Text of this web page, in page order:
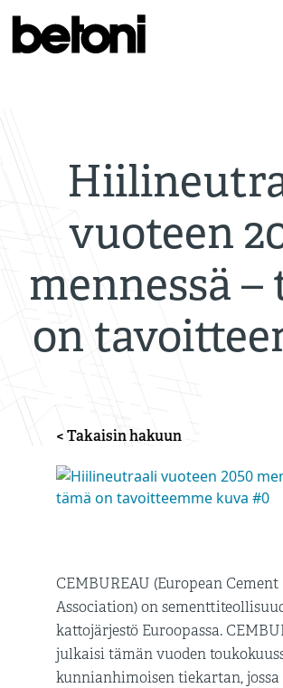
vuoteen
mennessä –
on
< Takaisin hakuun
CEMBUREAU (European Cement
Association) on
kattojärjestö Euroopassa.
julkaisi tämän vuoden
kunnianhimoisen tiekartan, jossa